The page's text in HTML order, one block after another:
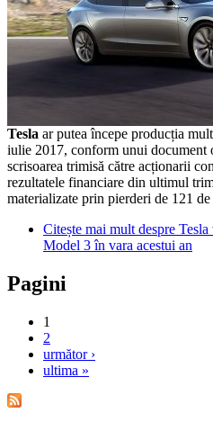
Tesla ar putea începe producția
iulie 2017, conform unui document
scrisoarea trimisă către acționarii
rezultatele financiare din ultimul
materializate prin pierderi de 121
Citește mai mult despre
Model 3 în vara acestui an
Pagini
1
2
următor ›
ultima »